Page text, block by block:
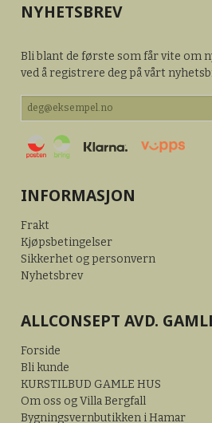
NYHETSBREV
Bli blant de første som får vite om
ved å registrere deg på vårt
INFORMASJON
Frakt
Kjøpsbetingelser
Sikkerhet og personvern
Nyhetsbrev
ALLCONSEPT AVD.
Forside
Bli kunde
KURSTILBUD GAMLE HUS
Om oss og Villa Bergfall
Bygningsvernbutikken i Hamar